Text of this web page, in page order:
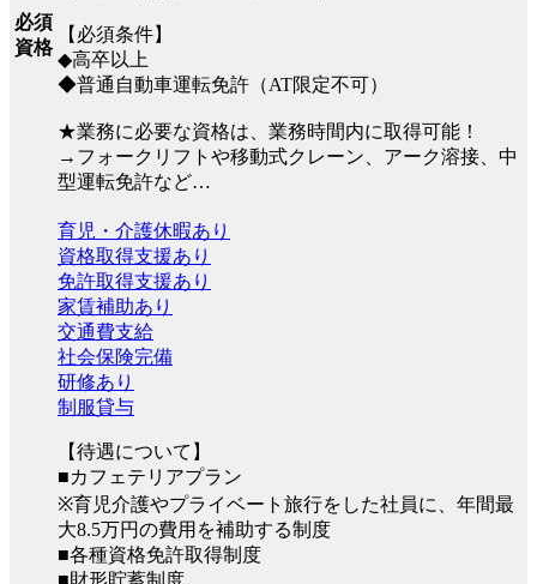
必須
資格
【必須条件】
◆高卒以上
◆普通自動車運転免許（AT限定不可）
★業務に必要な資格は、業務時間内に取得可能！
→フォークリフトや移動式クレーン、アーク溶接、中
型運転免許など…
育児・介護休暇あり
資格取得支援あり
免許取得支援あり
家賃補助あり
交通費支給
社会保険完備
研修あり
制服貸与
【待遇について】
■カフェテリアプラン
※育児介護やプライベート旅行をした社員に、年間最
大8.5万円の費用を補助する制度
■各種資格免許取得制度